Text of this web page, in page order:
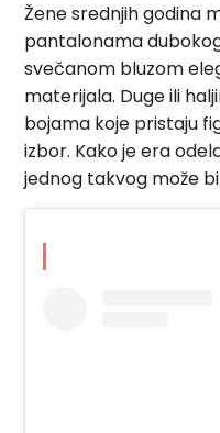
Žene srednjih godina
pantalonama
svečanom bluzom
materijala. Duge ili
bojama koje pristaju
izbor. Kako je era
jednog takvog može